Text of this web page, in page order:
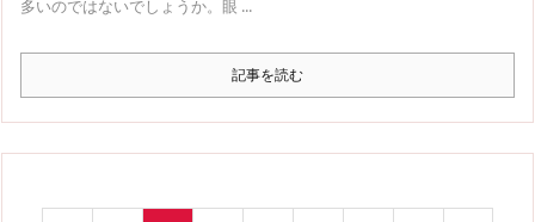
多いのではないでしょうか。眼 ...
記事を読む